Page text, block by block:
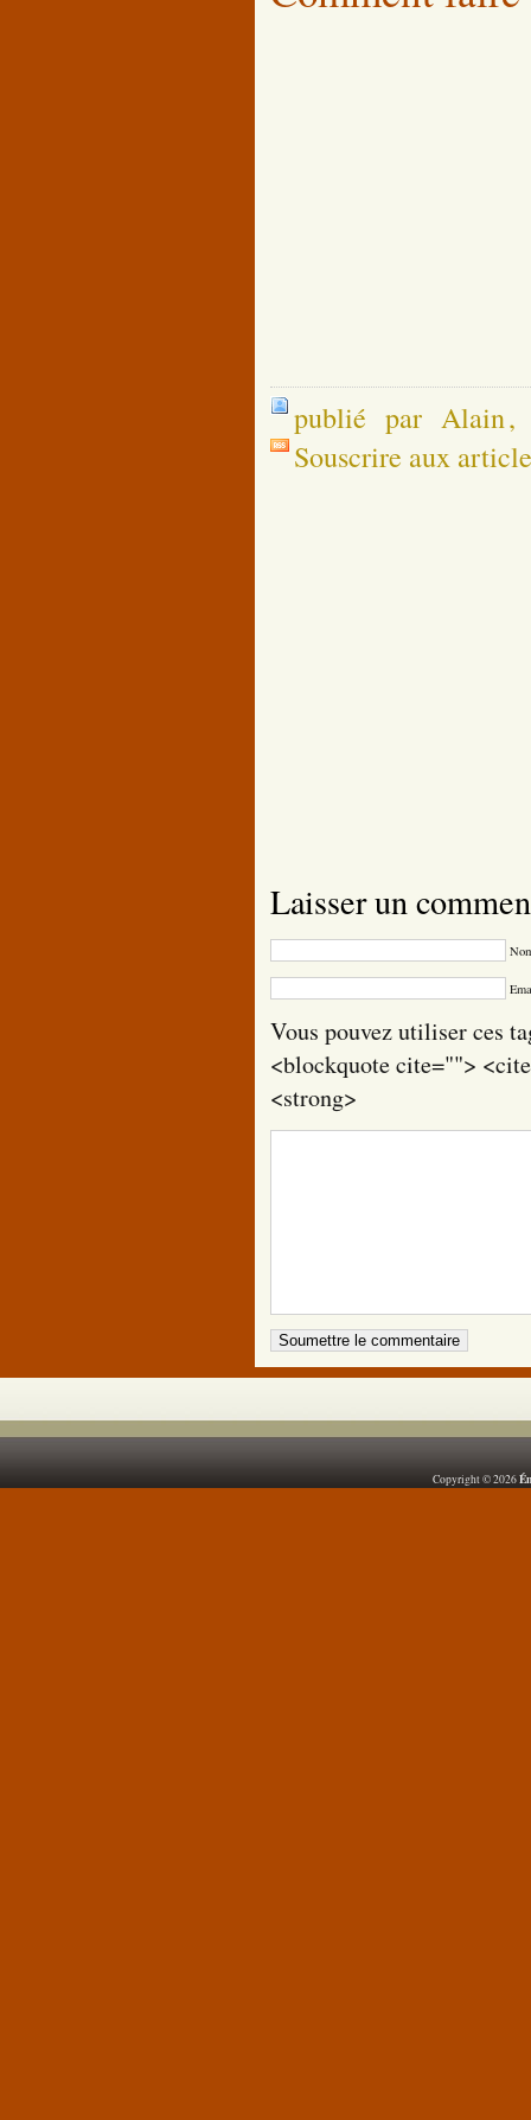
publié par Alain,
Souscrire aux
Laisser un
Vous pouvez utiliser ces
<blockquote cite="">
<strong>
Copyright © 2026